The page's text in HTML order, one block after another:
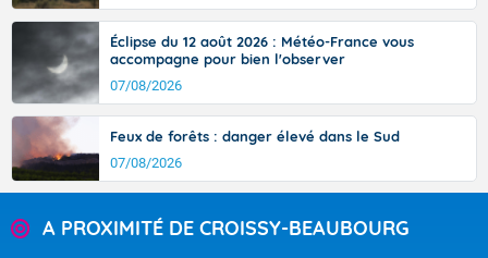
Éclipse du 12 août 2026 : Météo-France vous
accompagne pour bien l'observer
07/08/2026
Feux de forêts : danger élevé dans le Sud
07/08/2026
A PROXIMITÉ DE CROISSY-BEAUBOURG